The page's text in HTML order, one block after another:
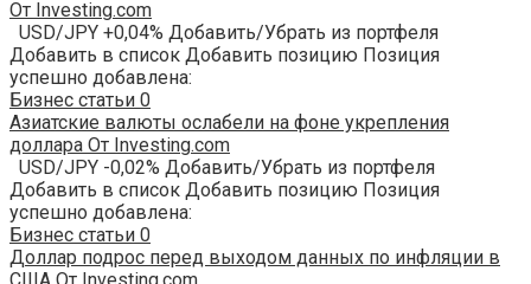
От Investing.com
USD/JPY +0,04% Добавить/Убрать из портфеля
Добавить в список Добавить позицию Позиция
успешно добавлена:
Бизнес статьи 0
Азиатские валюты ослабели на фоне укрепления
доллара От Investing.com
USD/JPY -0,02% Добавить/Убрать из портфеля
Добавить в список Добавить позицию Позиция
успешно добавлена:
Бизнес статьи 0
Доллар подрос перед выходом данных по инфляции в